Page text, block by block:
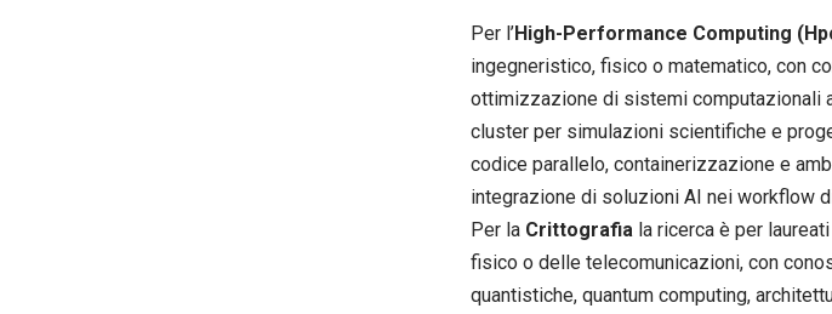
Per l’High-Performance Computing
ingegneristico, fisico o matematico, con
ottimizzazione di sistemi computazionali
cluster per simulazioni scientifiche e
codice parallelo, containerizzazione e
integrazione di soluzioni AI nei workflow
Per la Crittografia la ricerca è per
fisico o delle telecomunicazioni, con
quantistiche, quantum computing,